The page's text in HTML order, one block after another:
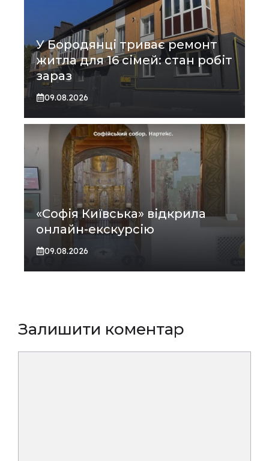
У Бородянці триває ремонт
житла для 16 сімей: стан робіт
зараз
09.08.2026
«Софія Київська» відкрила
онлайн-екскурсію
09.08.2026
Залишити коментар